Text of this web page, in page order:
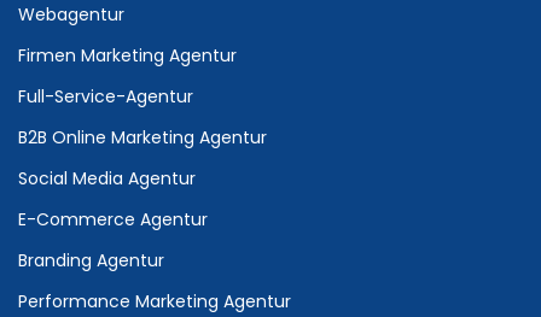
Webagentur
Firmen Marketing Agentur
Full-Service-Agentur
B2B Online Marketing Agentur
Social Media Agentur
E-Commerce Agentur
Branding Agentur
Performance Marketing Agentur